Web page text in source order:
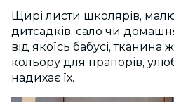
Щирі листи школярів,
дитсадків, сало чи
від якоїсь бабусі, тканина
кольору для прапорів,
надихає їх.